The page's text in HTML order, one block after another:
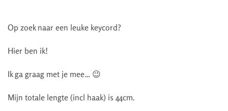
Op zoek naar een leuke keycord?
Hier ben ik!
Ik ga graag met je mee… 😉
Mijn totale lengte (incl haak) is 44cm.